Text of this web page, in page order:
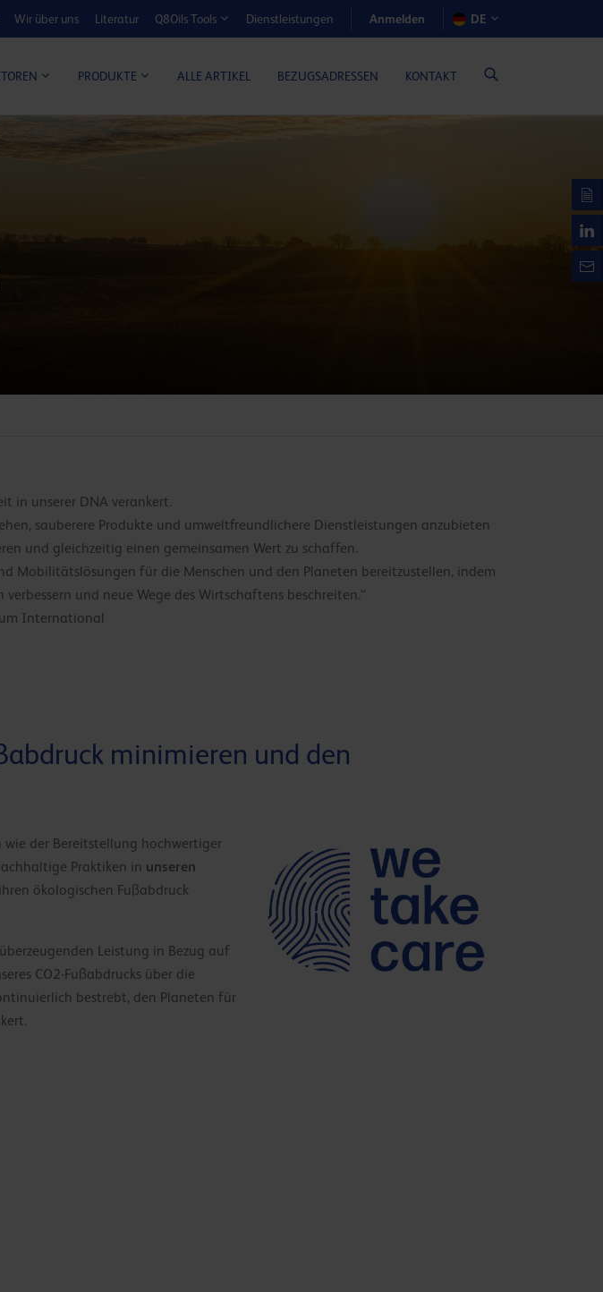
Wir über uns Literatur Q8Oils Tools Dienstleistungen Anmelden DE
PRODUKTE ALLE ARTIKEL BEZUGSADRESSEN KONTAKT
in unserer DNA verankert.
sauberere Produkte und umweltfreundlichere Dienstleistungen anzubieten
und gleichzeitig einen gemeinsamen Wert zu schaffen.
Mobilitätslösungen für die Menschen und den Planeten bereitzustellen, indem
und neue Wege des Wirtschaftens beschreiten.“
International
minimieren und den
der Bereitstellung hochwertiger
Praktiken in unseren
ökologischen Fußabdruck
Leistung in Bezug auf
CO2-Fußabdrucks über die
bestrebt, den Planeten für